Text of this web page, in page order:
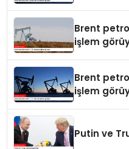
Brent
işlem
Brent
işlem
Putin ve